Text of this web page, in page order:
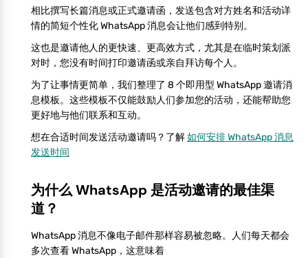
相比撰写长篇消息或正式邀请函，发送包含对方姓名和活动详
情的简短个性化 WhatsApp 消息会让他们感到特别。
这也是邀请他人的更快速、更高效方式，尤其是在临时策划派
对时，您没有时间打印邀请函或亲自拜访每个人。
为了让事情更简单，我们整理了 8 个即用型 WhatsApp 邀请消
息模板。这些模板不仅能鼓励人们参加您的活动，还能帮助您
更好地与他们联系和互动。
想在合适时间发送活动邀请吗？了解如何安排 WhatsApp 消息
发送时间
为什么 WhatsApp 是活动邀请的最佳渠
道？
WhatsApp 消息不像电子邮件那样容易被忽略。人们每天都会
多次查看 WhatsApp，这意味着